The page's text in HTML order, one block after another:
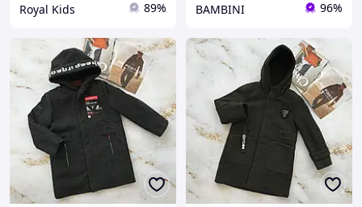
Royal Kids 89% BAMBINI 96%